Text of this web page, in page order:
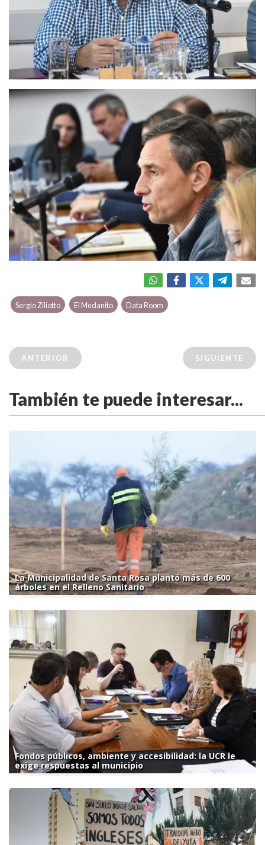
Sergio Ziliotto El Medanito Data Room
ANTERIOR SIGUIENTE
También te puede interesar...
La Municipalidad de Santa Rosa plantó más de 600
árboles en el Relleno Sanitario
Fondos públicos, ambiente y accesibilidad: la UCR le
exige respuestas al municipio